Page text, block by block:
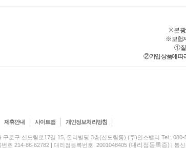
※ 본
※ 보험
① 질
② 가입 상품에 따
제휴안내 사이트맵 개인정보처리방침
구로구 신도림로17길 15, 온리빌딩 3층(신도림동) (주)인스밸리 Tel :
번호 214-86-62782 | 대리점등록번호: 2001048405 (대리점등록증) | 통